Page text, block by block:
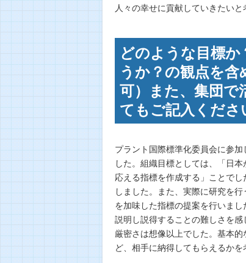
人々の幸せに貢献していきたいと
どのような目標
うか？の観点を
可）また、集団で
てもご記入くださ
プラント国際標準化委員会に参
した。組織目標としては、「日
応える指標を作成する」ことで
しました。また、実際に研究を
を加味した指標の提案を行いま
説明し説得することの難しさを
厳密さは想像以上でした。基本
ど、相手に納得してもらえるかを